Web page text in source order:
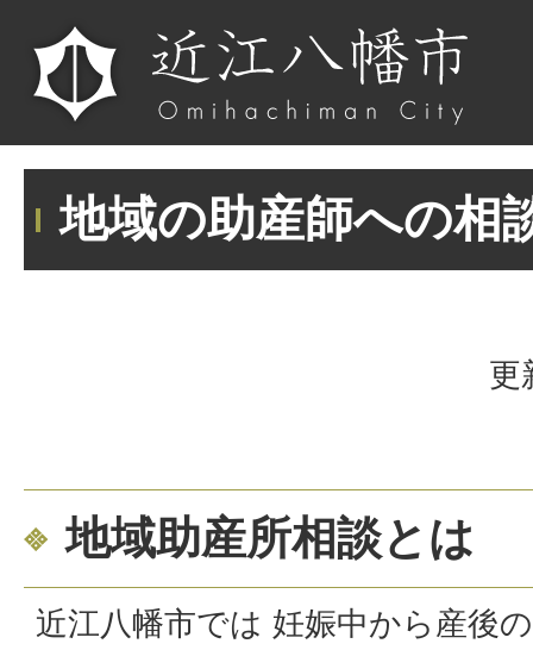
地域の助産師への相
更
地域助産所相談とは
近江八幡市では 妊娠中から産後